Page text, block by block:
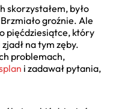
skorzystałem, było
groźnie. Ale
pięćdziesiątce, który
na tym zęby.
problemach,
i zadawał pytania,